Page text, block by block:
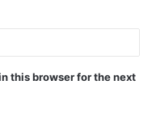
this browser for the next